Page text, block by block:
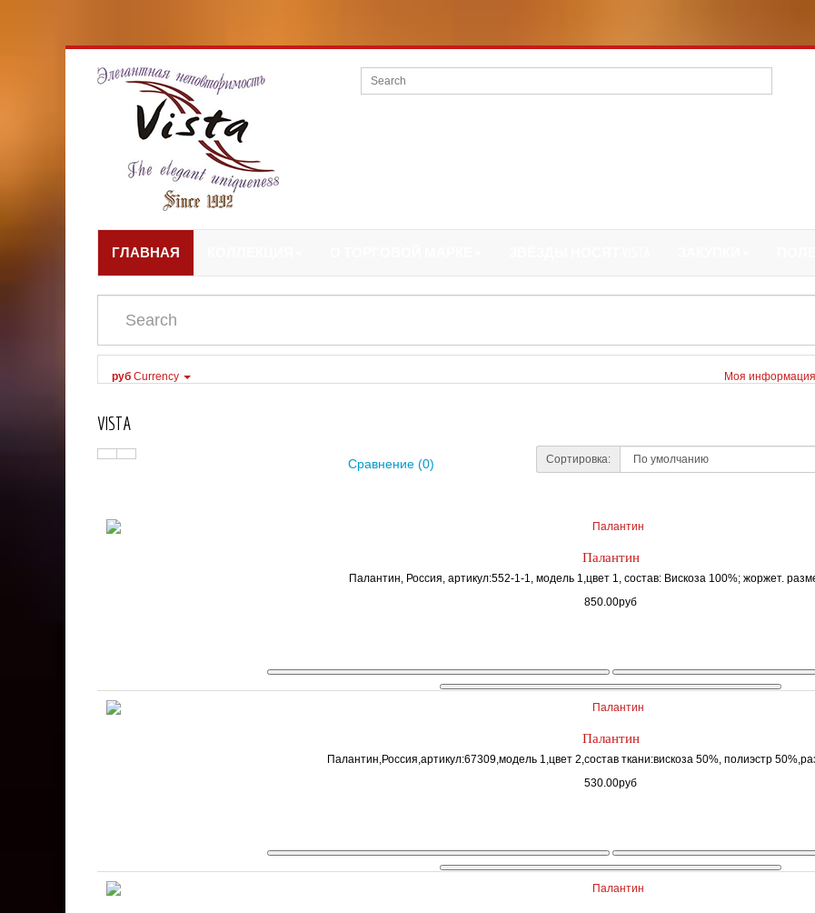
ГЛАВНАЯ
руб Currency Моя информация
VISTA
Сравнение (0) Сортировка:
Палантин
Палантин, Россия, артикул:552-1-1, модель 1,цвет 1, состав: Вискоза 100%; жоржет.
850.00руб
Палантин
Палантин,Россия,артикул:67309,модель 1,цвет 2,состав ткани:вискоза 50%, полиэстр
530.00руб